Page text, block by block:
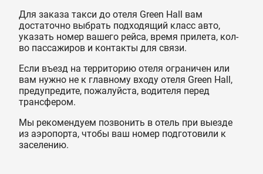
Для заказа такси до отеля Green Hall вам
достаточно выбрать подходящий класс авто,
указать номер вашего рейса, время прилета, кол-
во пассажиров и контакты для связи.
Если въезд на территорию отеля ограничен или
вам нужно не к главному входу отеля Green Hall,
предупредите, пожалуйста, водителя перед
трансфером.
Мы рекомендуем позвонить в отель при выезде
из аэропорта, чтобы ваш номер подготовили к
заселению.